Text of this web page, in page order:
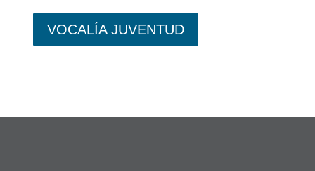
VOCALÍA JUVENTUD